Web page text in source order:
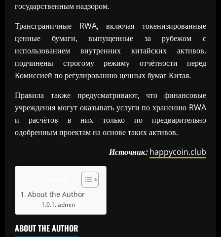
государственным надзором.
Трансграничные RWA, включая токенизированные
ценные бумаги, выпущенные за рубежом с
использованием внутренних китайских активов,
подчинены строгому режиму отчётности перед
Комиссией по регулированию ценных бумаг Китая.
Правила также предусматривают, что финансовые
учреждения могут оказывать услуги по хранению RWA
и расчётов в них только по предварительно
одобренным проектам на основе таких активов.
Источник: happycoin.club
About the Author
admin
ABOUT THE AUTHOR